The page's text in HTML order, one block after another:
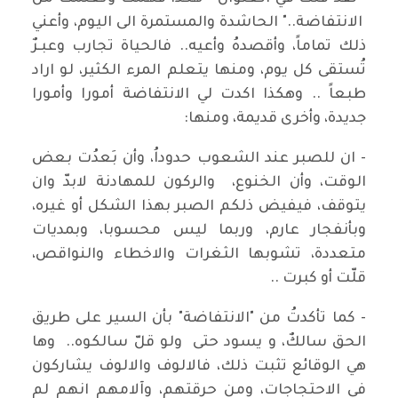
الانتفاضة.." الحاشدة والمستمرة الى اليوم، وأعني
ذلك تماماً، وأقصدهُ وأعيه.. فالحياة تجارب وعبـرٌ
تُستقى كل يوم، ومنها يتعلم المرء الكثير، لو اراد
طبعاً .. وهكذا اكدت لي الانتفاضة أمورا وأمورا
جديدة، وأخرى قديمة، ومنها:
- ان للصبر عند الشعوب حدوداُ، وأن بَعدُت بعض
الوقت، وأن الخنوع، والركون للمهادنة لابدّ وان
يتوقف، فيفيض ذلكم الصبر بهذا الشكل أو غيره،
وبأنفجار عارم، وربما ليس محسوبا، وبمديات
متعددة، تشوبها الثغرات والاخطاء والنواقص،
قلّت أو كبرت ..
- كما تأكدتُ من "الانتفاضة" بأن السير على طريق
الحق سالكٌ، و يسود حتى ولو قلّ سالكوه.. وها
هي الوقائع تثبت ذلك، فالالوف والالوف يشاركون
في الاحتجاجات، ومن حرقتهم، وآلامهم انهم لم